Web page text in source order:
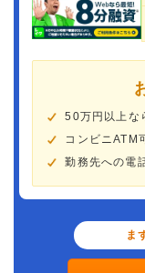
50万円以上な
コンビニATM
勤務先への電
ま